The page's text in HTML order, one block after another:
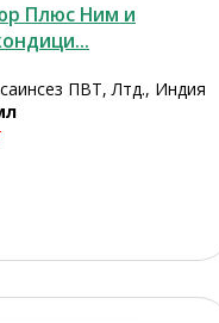
Плюс Ним и
ПВТ, Лтд., Индия